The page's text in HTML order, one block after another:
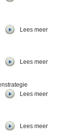
Lees meer
Lees meer
Lees meer
Lees meer